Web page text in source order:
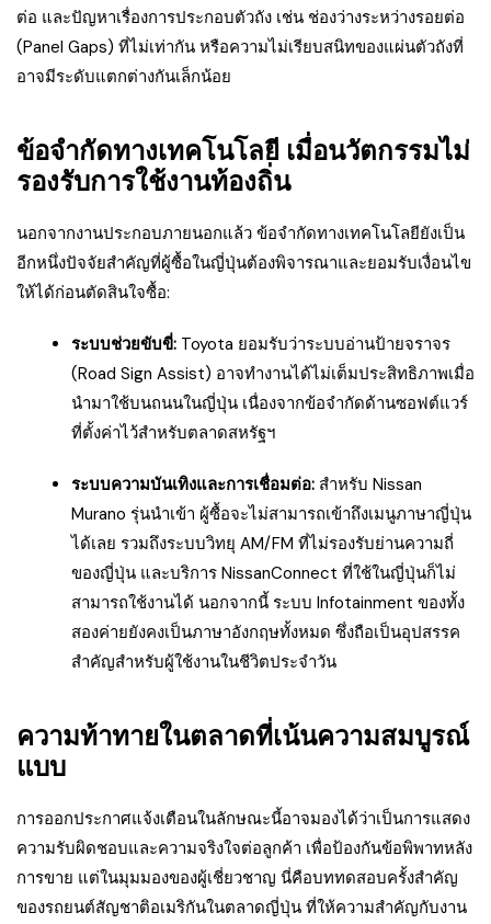
ต่อ และปัญหาเรื่องการประกอบตัวถัง เช่น ช่องว่างระหว่างรอยต่อ
(Panel Gaps) ที่ไม่เท่ากัน หรือความไม่เรียบสนิทของแผ่นตัวถังที่
อาจมีระดับแตกต่างกันเล็กน้อย
ข้อจำกัดทางเทคโนโลยี เมื่อนวัตกรรมไม่
รองรับการใช้งานท้องถิ่น
นอกจากงานประกอบภายนอกแล้ว ข้อจำกัดทางเทคโนโลยียังเป็น
อีกหนึ่งปัจจัยสำคัญที่ผู้ซื้อในญี่ปุ่นต้องพิจารณาและยอมรับเงื่อนไข
ให้ได้ก่อนตัดสินใจซื้อ:
ระบบช่วยขับขี่: Toyota ยอมรับว่าระบบอ่านป้ายจราจร
(Road Sign Assist) อาจทำงานได้ไม่เต็มประสิทธิภาพเมื่อ
นำมาใช้บนถนนในญี่ปุ่น เนื่องจากข้อจำกัดด้านซอฟต์แวร์
ที่ตั้งค่าไว้สำหรับตลาดสหรัฐฯ
ระบบความบันเทิงและการเชื่อมต่อ: สำหรับ Nissan
Murano รุ่นนำเข้า ผู้ซื้อจะไม่สามารถเข้าถึงเมนูภาษาญี่ปุ่น
ได้เลย รวมถึงระบบวิทยุ AM/FM ที่ไม่รองรับย่านความถี่
ของญี่ปุ่น และบริการ NissanConnect ที่ใช้ในญี่ปุ่นก็ไม่
สามารถใช้งานได้ นอกจากนี้ ระบบ Infotainment ของทั้ง
สองค่ายยังคงเป็นภาษาอังกฤษทั้งหมด ซึ่งถือเป็นอุปสรรค
สำคัญสำหรับผู้ใช้งานในชีวิตประจำวัน
ความท้าทายในตลาดที่เน้นความสมบูรณ์
แบบ
การออกประกาศแจ้งเตือนในลักษณะนี้อาจมองได้ว่าเป็นการแสดง
ความรับผิดชอบและความจริงใจต่อลูกค้า เพื่อป้องกันข้อพิพาทหลัง
การขาย แต่ในมุมมองของผู้เชี่ยวชาญ นี่คือบททดสอบครั้งสำคัญ
ของรถยนต์สัญชาติอเมริกันในตลาดญี่ปุ่น ที่ให้ความสำคัญกับงาน